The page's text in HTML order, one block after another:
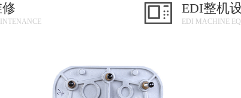
EDI整机
EDI MACHINE